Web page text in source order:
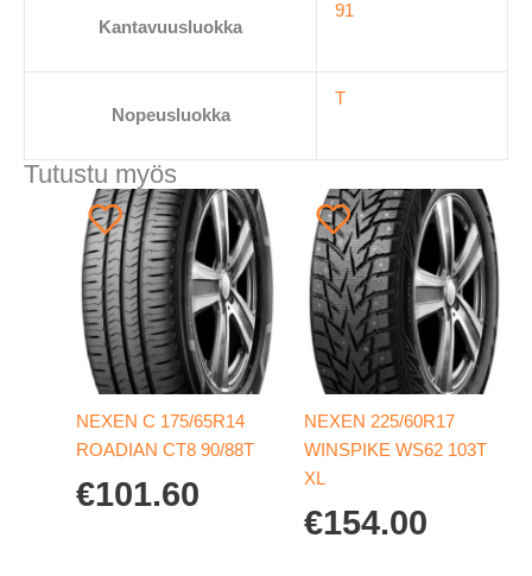
Kantavuusluokka
91
Nopeusluokka
T
Tutustu myös
NEXEN C 175/65R14
ROADIAN CT8 90/88T
€101.60
NEXEN 225/60R17
WINSPIKE WS62 103T
XL
€154.00